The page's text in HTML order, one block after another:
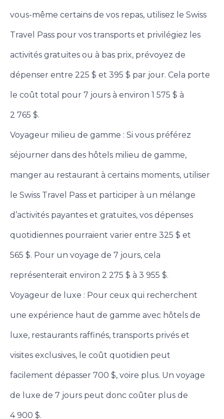
vous-même certains de vos repas, utilisez le Swiss
Travel Pass pour vos transports et privilégiez les
activités gratuites ou à bas prix, prévoyez de
dépenser entre 225 $ et 395 $ par jour. Cela porte
le coût total pour 7 jours à environ 1 575 $ à
2 765 $.
Voyageur milieu de gamme : Si vous préférez
séjourner dans des hôtels milieu de gamme,
manger au restaurant à certains moments, utiliser
le Swiss Travel Pass et participer à un mélange
d’activités payantes et gratuites, vos dépenses
quotidiennes pourraient varier entre 325 $ et
565 $. Pour un voyage de 7 jours, cela
représenterait environ 2 275 $ à 3 955 $.
Voyageur de luxe : Pour ceux qui recherchent
une expérience haut de gamme avec hôtels de
luxe, restaurants raffinés, transports privés et
visites exclusives, le coût quotidien peut
facilement dépasser 700 $, voire plus. Un voyage
de luxe de 7 jours peut donc coûter plus de
4 900 $.